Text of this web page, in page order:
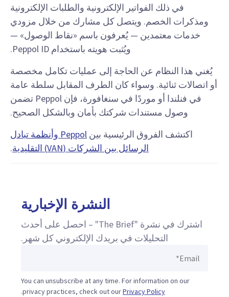
في ذلك الفواتير الإلكترونية والطلبات الإلكترونية
ومذكرات الخصم. ويتصل كل مشارك من خلال مزودي
خدمات معتمدين — يُعرفون باسم «نقاط الوصول» —
ويُثبت هويته باستخدام Peppol ID.
يُغني هذا النظام عن الحاجة إلى عمليات تكامل مخصصة
أو اتصالات ثنائية. وسواء كان الطرف المقابل سلطة عامة
في فنلندا أو موردًا في سنغافورة، فإن Peppol تضمن
وصول مستندات شركتك بأمان وبالشكل الصحيح.
اكتشف الفروق الرئيسية بين
Peppol وأنظمة تبادل
الرسائل بين الشركات (VAN) التقليدية
.
النشرة الإخبارية
اشترك في نشرة "The Brief" – احصل على أحدث
التحليلات في بريدك الإلكتروني كل شهر.
You can unsubscribe at any time. For information on our
privacy practices, check out ourPrivacy Policy
.